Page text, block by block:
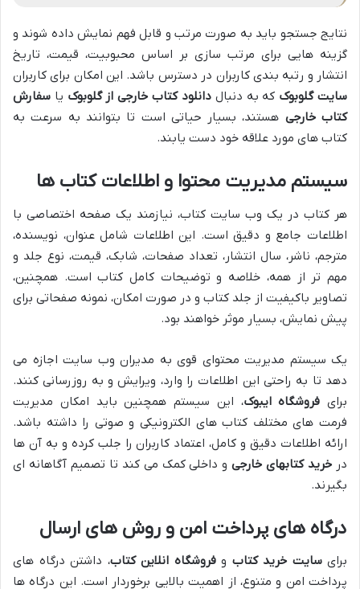
نتایج جستجو باید به صورت مرتب و قابل فهم نمایش داده شوند و
گزینه هایی برای مرتب سازی بر اساس محبوبیت، قیمت، تاریخ
انتشار و رتبه بندی کاربران در دسترس باشد. این امکان برای کاربران
سایت گلوبوک که به دنبالدانلود کتاب خارجی از گلوبوک یا سفارش
کتاب خارجی هستند، بسیار حیاتی است تا بتوانند به سرعت به
کتاب های مورد علاقه خود دست یابند.
سیستم مدیریت محتوا و اطلاعات کتاب ها
هر کتاب در یک وب سایت کتاب، نیازمند یک صفحه اختصاصی با
اطلاعات جامع و دقیق است. این اطلاعات شامل عنوان، نویسنده،
مترجم، ناشر، سال انتشار، تعداد صفحات، شابک، قیمت، نوع جلد و
مهم تر از همه، خلاصه و توضیحات کامل کتاب است. همچنین،
تصاویر باکیفیت از جلد کتاب و در صورت امکان، نمونه صفحاتی برای
پیش نمایش، بسیار موثر خواهند بود.
یک سیستم مدیریت محتوای قوی به مدیران وب سایت اجازه می
دهد تا به راحتی این اطلاعات را وارد، ویرایش و به روزرسانی کنند.
برای فروشگاه ایبوک، این سیستم همچنین باید امکان مدیریت
فرمت های مختلف کتاب های الکترونیکی و صوتی را داشته باشد.
ارائه اطلاعات دقیق و کامل، اعتماد کاربران را جلب کرده و به آن ها
در خرید کتابهای خارجیو داخلی کمک می کند تا تصمیم آگاهانه ای
بگیرند.
درگاه های پرداخت امن و روش های ارسال
برایسایت خرید کتاب وفروشگاه انلاین کتاب، داشتن درگاه های
پرداخت امن و متنوع، از اهمیت بالایی برخوردار است. این درگاه ها